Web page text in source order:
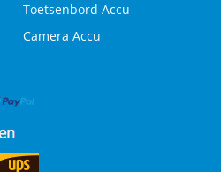
Toetsenbord Accu
Camera Accu